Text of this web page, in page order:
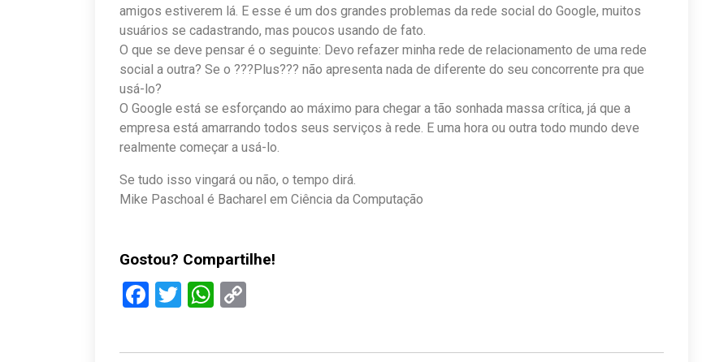
amigos estiverem lá. E esse é um dos grandes problemas da rede social do Google, muitos
usuários se cadastrando, mas poucos usando de fato.
O que se deve pensar é o seguinte: Devo refazer minha rede de relacionamento de uma rede
social a outra? Se o ???Plus??? não apresenta nada de diferente do seu concorrente pra que
usá-lo?
O Google está se esforçando ao máximo para chegar a tão sonhada massa crítica, já que a
empresa está amarrando todos seus serviços à rede. E uma hora ou outra todo mundo deve
realmente começar a usá-lo.
Se tudo isso vingará ou não, o tempo dirá.
Mike Paschoal é Bacharel em Ciência da Computação
Gostou? Compartilhe!
Facebook
TwitterWhatsApp